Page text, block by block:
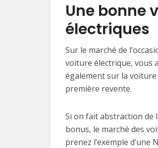
Une bonne
électriques
Sur le marché de
voiture électrique, vous
également sur la voiture
première revente.
Si on fait abstraction de
bonus, le marché des
prenez l’exemple